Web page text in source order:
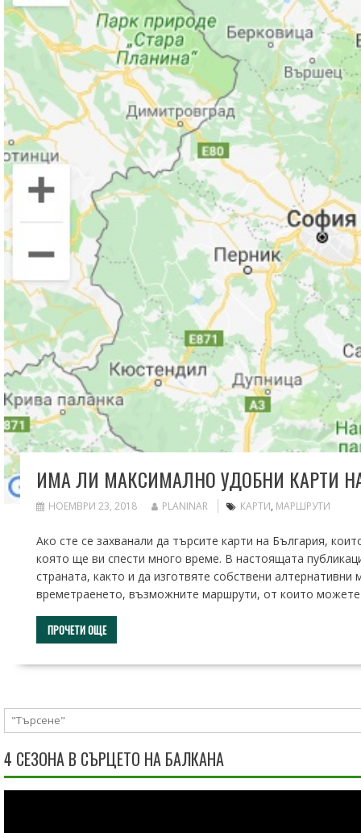
ИМА ЛИ МАКСИМАЛНО УДОБНИ КАРТИ
НОЕМВРИ 23, 2018 PLANINAR КАРТИ, МАРШРУТИ
Ако сте се захванали да търсите карти на България,
която ще ви спести много време. В настоящата
страната, както и да изготвяте собствени
времетраенето, възможните маршрути, от които
ПРОЧЕТИ ОЩЕ
4 СЕЗОНА В СЪРЦЕТО НА БАЛКАНА